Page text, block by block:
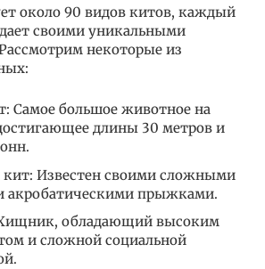
около 90 видов китов, каждый
своими уникальными
некоторые из
Самое большое животное на
длины 30 метров и
кит: Известен своими сложными
акробатическими прыжками.
обладающий высоким
и сложной социальной